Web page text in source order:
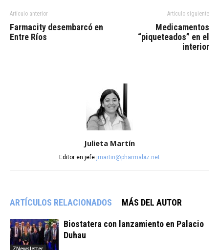
Artículo anterior
Farmacity desembarcó en
Entre Ríos
Artículo siguiente
Medicamentos
“piqueteados” en el
interior
Julieta Martín
Editor en jefe jmartin@pharmabiz.net
ARTÍCULOS RELACIONADOS MÁS DEL AUTOR
Biostatera con lanzamiento en Palacio
Duhau